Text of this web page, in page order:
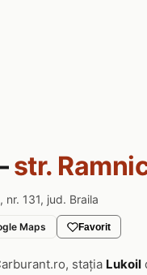
str.
nr. 131, jud. Braila
Maps Favorit
stația Lukoil